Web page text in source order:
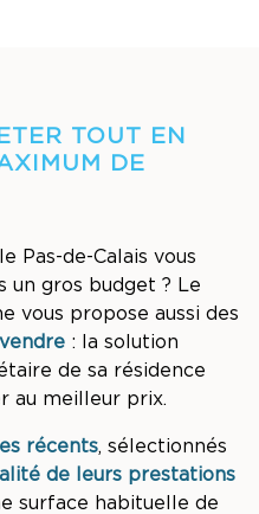
TOUT EN
DE
Pas-de-Calais vous
un gros budget ? Le
vous propose aussi des
: la solution
de sa résidence
au meilleur prix.
récents, sélectionnés
de leurs prestations
surface habituelle de